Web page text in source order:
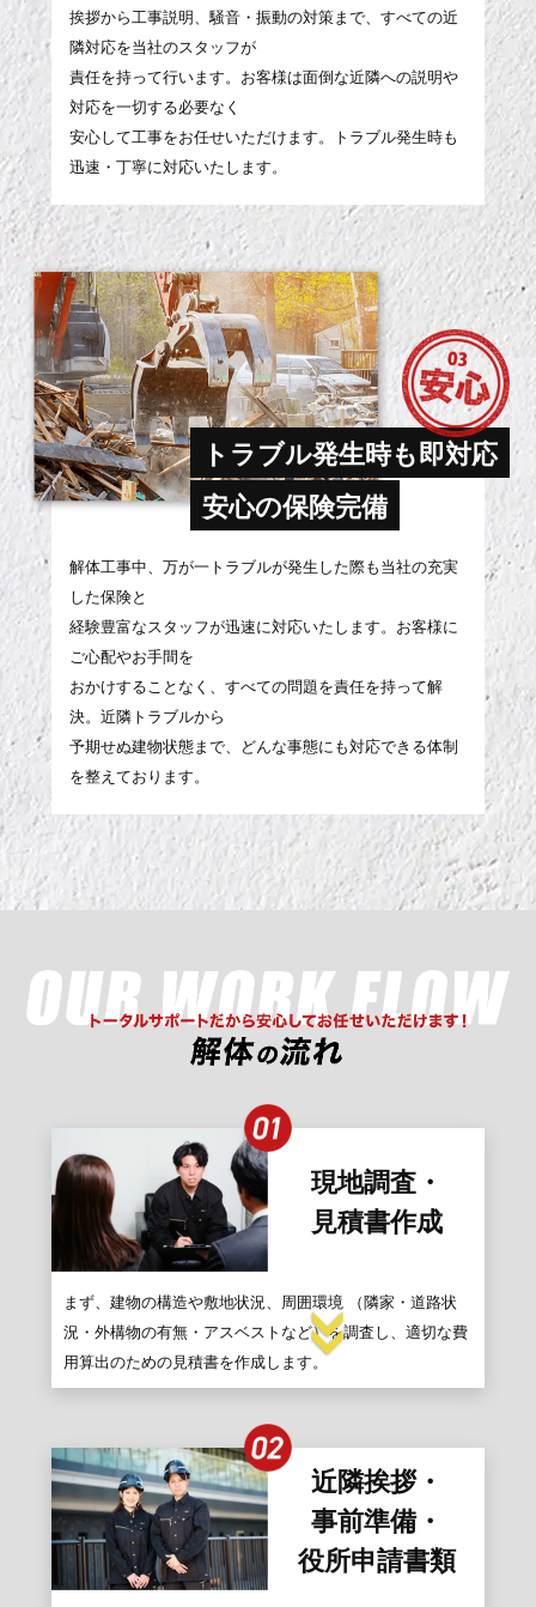
挨拶から工事説明、騒音・振動の対策まで、すべての近
隣対応を当社のスタッフが
責任を持って行います。お客様は面倒な近隣への説明や
対応を一切する必要なく
安心して工事をお任せいただけます。トラブル発生時も
迅速・丁寧に対応いたします。
トラブル発生時も即対応
安心の保険完備
解体工事中、万が一トラブルが発生した際も当社の充実
した保険と
経験豊富なスタッフが迅速に対応いたします。お客様に
ご心配やお手間を
おかけすることなく、すべての問題を責任を持って解
決。近隣トラブルから
予期せぬ建物状態まで、どんな事態にも対応できる体制
を整えております。
現地調査・
見積書作成
まず、建物の構造や敷地状況、周囲環境 （隣家・道路状
況・外構物の有無・アスベストなど）を調査し、適切な費
用算出のための見積書を作成します。
近隣挨拶・
事前準備・
役所申請書類